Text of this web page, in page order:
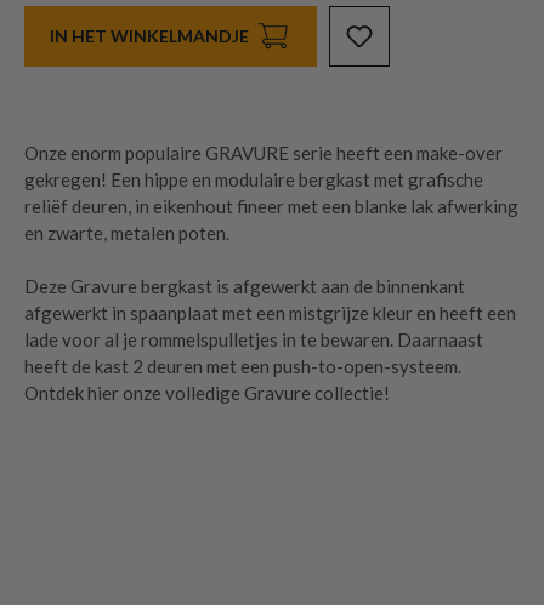
IN HET WINKELMANDJE
Onze enorm populaire GRAVURE serie heeft een make-over
gekregen! Een hippe en modulaire bergkast met grafische
reliëf deuren, in eikenhout fineer met een blanke lak afwerking
en zwarte, metalen poten.
Deze Gravure bergkast is afgewerkt aan de binnenkant
afgewerkt in spaanplaat met een mistgrijze kleur en heeft een
lade voor al je rommelspulletjes in te bewaren. Daarnaast
heeft de kast 2 deuren met een push-to-open-systeem.
Ontdek hier onze volledige Gravure collectie!